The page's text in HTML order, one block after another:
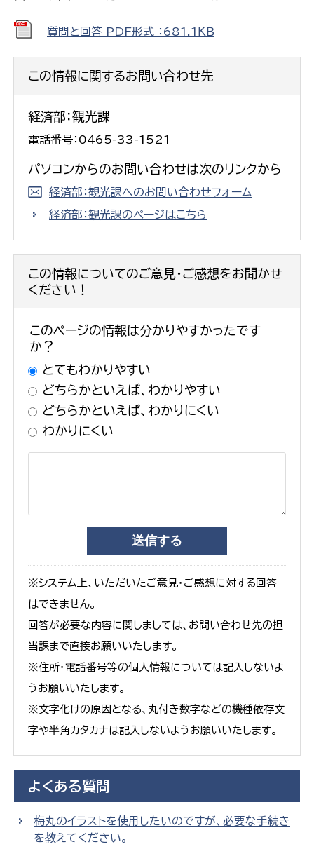
質問と回答 PDF形式 ：681.1ＫＢ
この情報に関するお問い合わせ先
経済部：観光課
電話番号：0465-33-1521
パソコンからのお問い合わせは次のリンクから
経済部：観光課へのお問い合わせフォーム
経済部：観光課のページはこちら
この情報についてのご意見・ご感想をお聞かせ
ください！
このページの情報は分かりやすかったです
か？
とてもわかりやすい
どちらかといえば、わかりやすい
どちらかといえば、わかりにくい
わかりにくい
※システム上、いただいたご意見・ご感想に対する回答
はできません。
回答が必要な内容に関しましては、お問い合わせ先の担
当課まで直接お願いいたします。
※住所・電話番号等の個人情報については記入しないよ
うお願いいたします。
※文字化けの原因となる、丸付き数字などの機種依存文
字や半角カタカナは記入しないようお願いいたします。
よくある質問
梅丸のイラストを使用したいのですが、必要な手続き
を教えてください。